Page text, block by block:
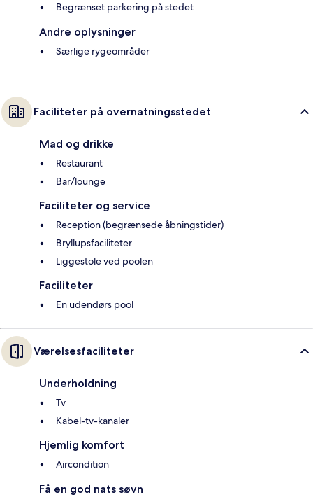
Begrænset parkering på stedet
Andre oplysninger
Særlige rygeområder
Faciliteter på overnatningsstedet
Mad og drikke
Restaurant
Bar/lounge
Faciliteter og service
Reception (begrænsede åbningstider)
Bryllupsfaciliteter
Liggestole ved poolen
Faciliteter
En udendørs pool
Værelsesfaciliteter
Underholdning
Tv
Kabel-tv-kanaler
Hjemlig komfort
Aircondition
Få en god nats søvn